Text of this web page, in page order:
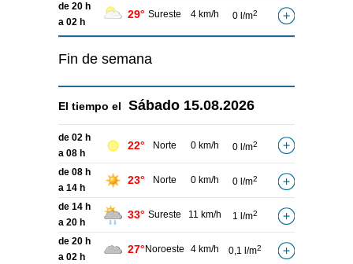
de 20 h
a 02 h
29° Sureste 4 km/h 0 l/m2
Fin de semana
El tiempo el Sábado 15.08.2026
de 02 h
a 08 h
22° Norte 0 km/h 0 l/m2
de 08 h
a 14 h
23° Norte 0 km/h 0 l/m2
de 14 h
a 20 h
33° Sureste 11 km/h 1 l/m2
de 20 h
a 02 h
27° Noroeste 4 km/h 0,1 l/m2